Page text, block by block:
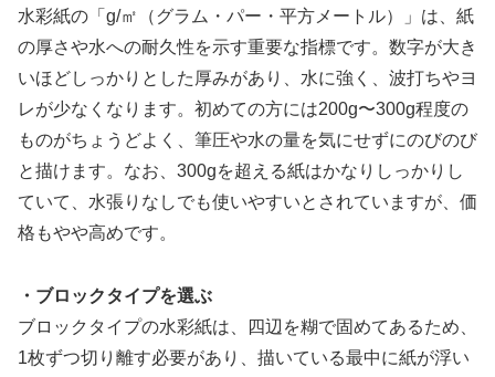
水彩紙の「g/㎡（グラム・パー・平方メートル）」は、紙
の厚さや水への耐久性を示す重要な指標です。数字が大き
いほどしっかりとした厚みがあり、水に強く、波打ちやヨ
レが少なくなります。初めての方には200g〜300g程度の
ものがちょうどよく、筆圧や水の量を気にせずにのびのび
と描けます。なお、300gを超える紙はかなりしっかりし
ていて、水張りなしでも使いやすいとされていますが、価
格もやや高めです。
・ブロックタイプを選ぶ
ブロックタイプの水彩紙は、四辺を糊で固めてあるため、
1枚ずつ切り離す必要があり、描いている最中に紙が浮い